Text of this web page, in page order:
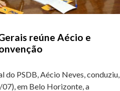
reúne Aécio e
do PSDB, Aécio Neves, conduziu,
em Belo Horizonte, a